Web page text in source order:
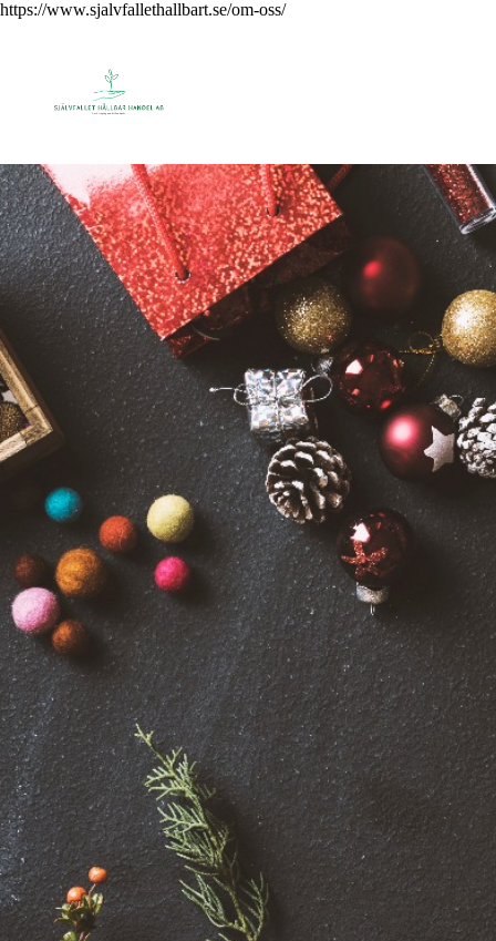
https://www.sjalvfallethallbart.se/om-oss/